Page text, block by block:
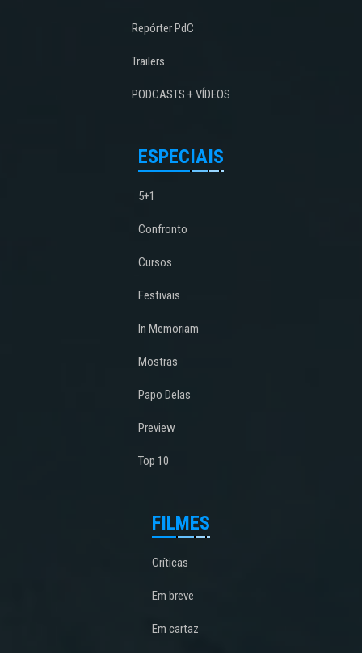
Repórter PdC
Trailers
PODCASTS + VÍDEOS
ESPECIAIS
5+1
Confronto
Cursos
Festivais
In Memoriam
Mostras
Papo Delas
Preview
Top 10
FILMES
Críticas
Em breve
Em cartaz